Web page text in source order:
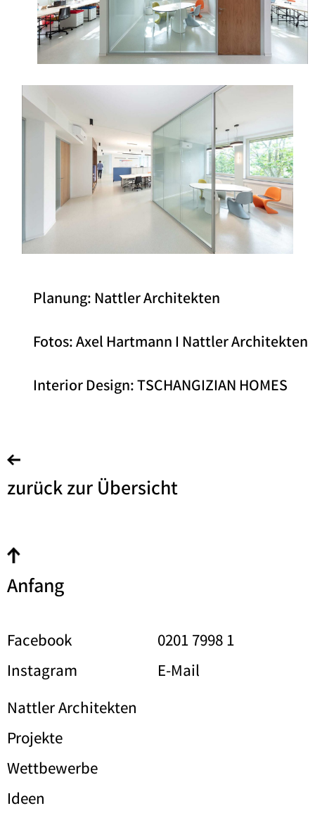
Planung: Nattler Architekten
Fotos: Axel Hartmann I Nattler Architekten
Interior Design: TSCHANGIZIAN HOMES
zurück zur Übersicht
Anfang
Facebook
Instagram
0201 7998 1
E-Mail
Nattler Architekten
Projekte
Wettbewerbe
Ideen